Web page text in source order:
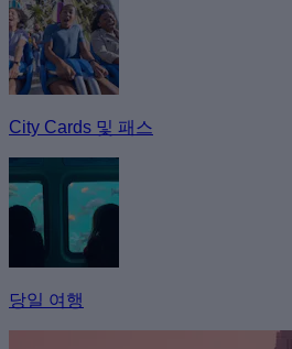
City Cards 및 패스
당일 여행